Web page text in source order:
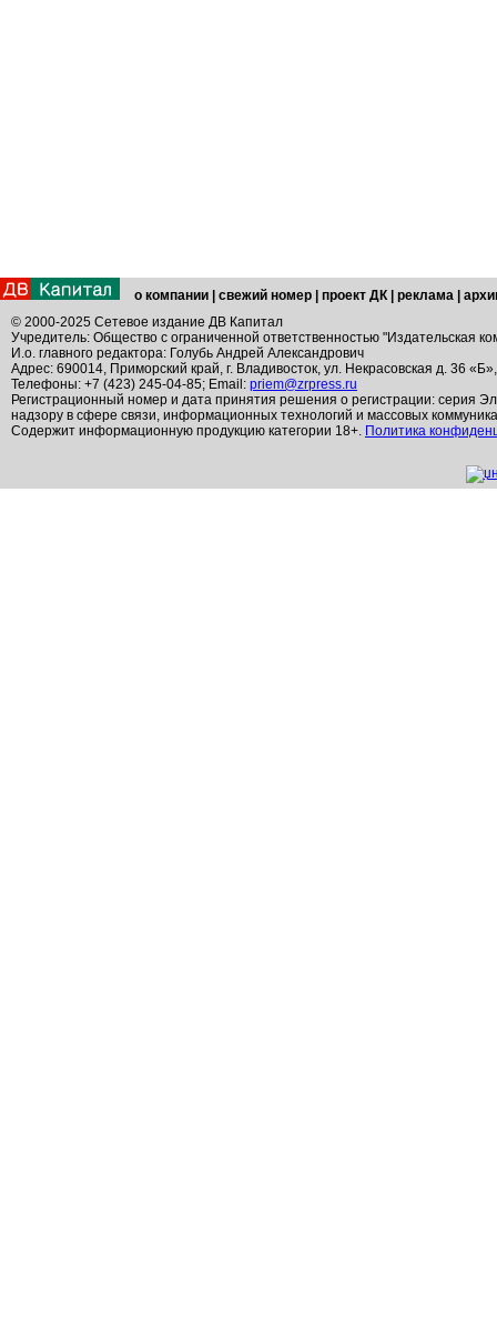
о компании свежий номер проект ДК реклама
© 2000-2025 Сетевое издание ДВ Капитал
Учредитель: Общество с ограниченной ответственностью "Издательская
И.о. главного редактора: Голубь Андрей Александрович
Адрес: 690014, Приморский край, г. Владивосток, ул. Некрасовская д. 36
Телефоны: +7 (423) 245-04-85; Email: priem@zrpress.ru
Регистрационный номер и дата принятия решения о регистрации: серия
надзору в сфере связи, информационных технологий и массовых
Содержит информационную продукцию категории 18+. Политика